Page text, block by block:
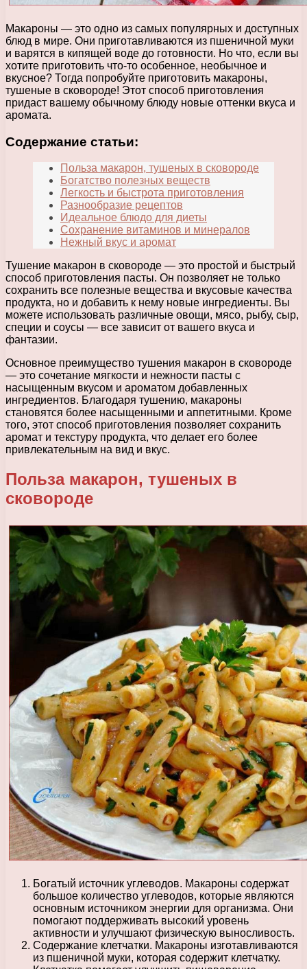
Макароны — это одно из самых популярных и доступных
блюд в мире. Они приготавливаются из пшеничной муки
и варятся в кипящей воде до готовности. Но что, если вы
хотите приготовить что-то особенное, необычное и
вкусное? Тогда попробуйте приготовить макароны,
тушеные в сковороде! Этот способ приготовления
придаст вашему обычному блюду новые оттенки вкуса и
аромата.
Содержание статьи:
Польза макарон, тушеных в сковороде
Богатство полезных веществ
Легкость и быстрота приготовления
Разнообразие рецептов
Идеальное блюдо для диеты
Сохранение витаминов и минералов
Нежный вкус и аромат
Тушение макарон в сковороде — это простой и быстрый
способ приготовления пасты. Он позволяет не только
сохранить все полезные вещества и вкусовые качества
продукта, но и добавить к нему новые ингредиенты. Вы
можете использовать различные овощи, мясо, рыбу, сыр,
специи и соусы — все зависит от вашего вкуса и
фантазии.
Основное преимущество тушения макарон в сковороде
— это сочетание мягкости и нежности пасты с
насыщенным вкусом и ароматом добавленных
ингредиентов. Благодаря тушению, макароны
становятся более насыщенными и аппетитными. Кроме
того, этот способ приготовления позволяет сохранить
аромат и текстуру продукта, что делает его более
привлекательным на вид и вкус.
Польза макарон, тушеных в
сковороде
Богатый источник углеводов. Макароны содержат
большое количество углеводов, которые являются
основным источником энергии для организма. Они
помогают поддерживать высокий уровень
активности и улучшают физическую выносливость.
Содержание клетчатки. Макароны изготавливаются
из пшеничной муки, которая содержит клетчатку.